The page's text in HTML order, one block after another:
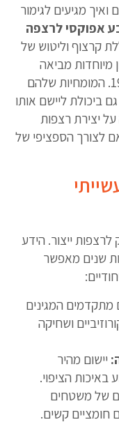
מגיעים לגימור
אפוקסי לרצפה
קרצוף וליטוש של
מיוחדות מביאה
איתה ניסיון עשיר שהחל עוד בשנת 1983. המומחיות שלהם
ביכולת ליישם אותו
יצירת רצפות
לצורך הספציפי של
ייצור. הידע
שנים מאפשר
מתקדמים המגינים
ושחיקה
יישום מהיר
באיכות הציפוי.
של משטחים
חומציים קשים.